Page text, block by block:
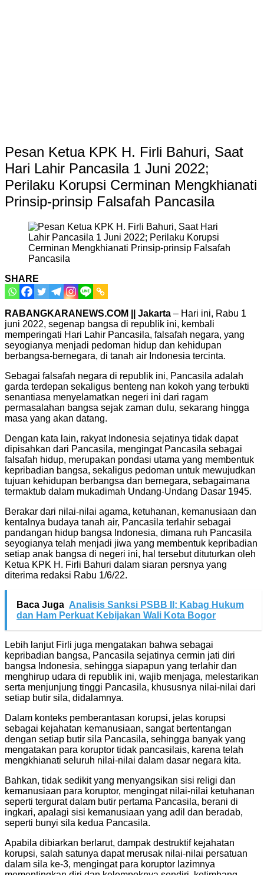
Pesan Ketua KPK H. Firli Bahuri, Saat
Hari Lahir Pancasila 1 Juni 2022;
Perilaku Korupsi Cerminan Mengkhianati
Prinsip-prinsip Falsafah Pancasila
SHARE
RABANGKARANEWS.COM || Jakarta – Hari ini, Rabu 1
juni 2022, segenap bangsa di republik ini, kembali
memperingati Hari Lahir Pancasila, falsafah negara, yang
seyogianya menjadi pedoman hidup dan kehidupan
berbangsa-bernegara, di tanah air Indonesia tercinta.
Sebagai falsafah negara di republik ini, Pancasila adalah
garda terdepan sekaligus benteng nan kokoh yang terbukti
senantiasa menyelamatkan negeri ini dari ragam
permasalahan bangsa sejak zaman dulu, sekarang hingga
masa yang akan datang.
Dengan kata lain, rakyat Indonesia sejatinya tidak dapat
dipisahkan dari Pancasila, mengingat Pancasila sebagai
falsafah hidup, merupakan pondasi utama yang membentuk
kepribadian bangsa, sekaligus pedoman untuk mewujudkan
tujuan kehidupan berbangsa dan bernegara, sebagaimana
termaktub dalam mukadimah Undang-Undang Dasar 1945.
Berakar dari nilai-nilai agama, ketuhanan, kemanusiaan dan
kentalnya budaya tanah air, Pancasila terlahir sebagai
pandangan hidup bangsa Indonesia, dimana ruh Pancasila
seyogianya telah menjadi jiwa yang membentuk kepribadian
setiap anak bangsa di negeri ini, hal tersebut dituturkan oleh
Ketua KPK H. Firli Bahuri dalam siaran persnya yang
diterima redaksi Rabu 1/6/22.
Baca Juga Analisis Sanksi PSBB II; Kabag Hukum
dan Ham Perkuat Kebijakan Wali Kota Bogor
Lebih lanjut Firli juga mengatakan bahwa sebagai
kepribadian bangsa, Pancasila sejatinya cermin jati diri
bangsa Indonesia, sehingga siapapun yang terlahir dan
menghirup udara di republik ini, wajib menjaga, melestarikan
serta menjunjung tinggi Pancasila, khususnya nilai-nilai dari
setiap butir sila, didalamnya.
Dalam konteks pemberantasan korupsi, jelas korupsi
sebagai kejahatan kemanusiaan, sangat bertentangan
dengan setiap butir sila Pancasila, sehingga banyak yang
mengatakan para koruptor tidak pancasilais, karena telah
mengkhianati seluruh nilai-nilai dalam dasar negara kita.
Bahkan, tidak sedikit yang menyangsikan sisi religi dan
kemanusiaan para koruptor, mengingat nilai-nilai ketuhanan
seperti tergurat dalam butir pertama Pancasila, berani di
ingkari, apalagi sisi kemanusiaan yang adil dan beradab,
seperti bunyi sila kedua Pancasila.
Apabila dibiarkan berlarut, dampak destruktif kejahatan
korupsi, salah satunya dapat merusak nilai-nilai persatuan
dalam sila ke-3, mengingat para koruptor lazimnya